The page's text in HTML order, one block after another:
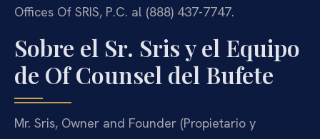
Offices Of SRIS, P.C. al (888) 437-7747.
Sobre el Sr. Sris y el Equipo
de Of Counsel del Bufete
Mr. Sris, Owner and Founder (Propietario y